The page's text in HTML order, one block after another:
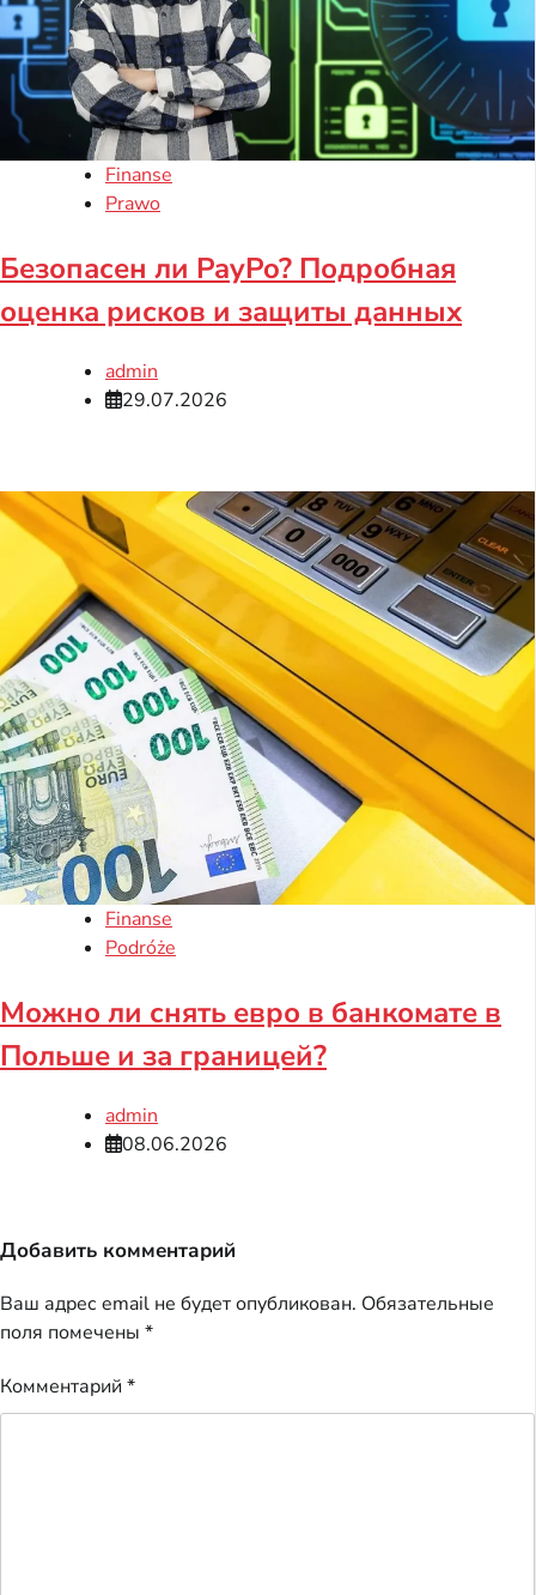
Finanse
Prawo
Безопасен ли PayPo? Подробная
оценка рисков и защиты данных
admin
29.07.2026
Finanse
Podróże
Можно ли снять евро в банкомате в
Польше и за границей?
admin
08.06.2026
Добавить комментарий
Ваш адрес email не будет опубликован. Обязательные
поля помечены *
Комментарий *